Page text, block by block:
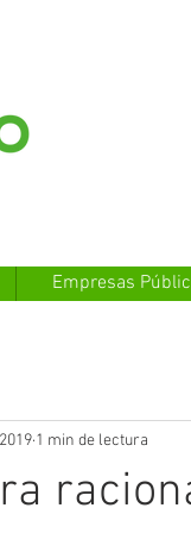
Empresas
1 min de lectura